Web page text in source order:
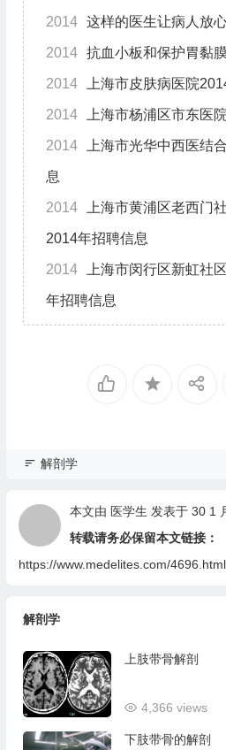
2014 这样的医生让病人放心
2014 抗血小板和保护胃黏
2014 上海市皮肤病医院
2014 上海市杨浦区市东医
2014 上海市光华中西医结
息
2014 上海市黄浦区老西门
2014年招聘信息
2014 上海市闵行区新虹社
年招聘信息
解剖学
本文由 医学生 发表于 30 1
转载请务必保留本文链接：
https://www.medelites.com/4696.html
解剖学
上肢带骨解剖
4,366 views
下肢带骨的解剖